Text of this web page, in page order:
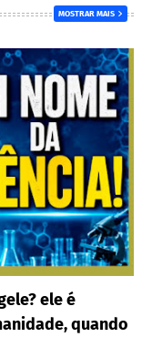
MOSTRAR MAIS
ele é
quando